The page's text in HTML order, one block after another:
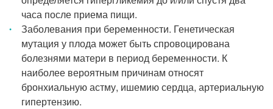
часа после приема пищи.
Заболевания при беременности. Генетическая
мутация у плода может быть спровоцирована
болезнями матери в период беременности. К
наиболее вероятным причинам относят
бронхиальную астму, ишемию сердца, артериальную
гипертензию.